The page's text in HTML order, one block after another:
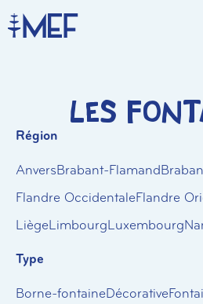
Les
Région
AnversBrabant-Flamand
Flandre OccidentaleFlandre
LiègeLimbourgLuxembourg
Type
Borne-fontaineDécorative